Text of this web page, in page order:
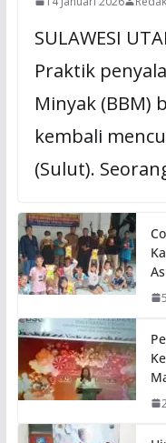
SULAWESI
Praktik
Minyak (BBM)
kembali
(Sulut).